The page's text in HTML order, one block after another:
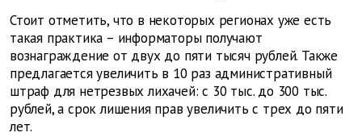
Стоит отметить, что в некоторых регионах уже есть
такая практика – информаторы получают
вознаграждение от двух до пяти тысяч рублей. Также
предлагается увеличить в 10 раз административный
штраф для нетрезвых лихачей: с 30 тыс. до 300 тыс.
рублей, а срок лишения прав увеличить с трех до пяти
лет.